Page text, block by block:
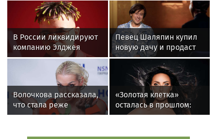
В России ликвидируют
компанию Элджея
Певец Шаляпин купил
новую дачу и продаст
старую
Волочкова рассказала,
что стала реже
показывать шпагаты
«Золотая клетка»
осталась в прошлом:
как Алсу изменила